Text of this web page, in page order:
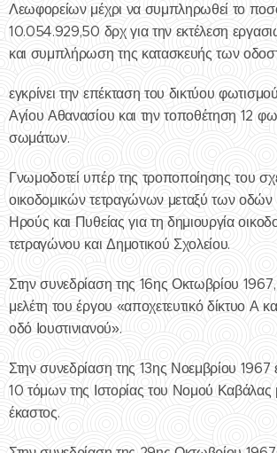
Λεωφορείων μέχρι να συμπληρωθεί το
10.054.929,50 δρχ για την εκτέλεση
και συμπλήρωση της κατασκευής των
εγκρίνει την επέκταση του δικτύου
Αγίου Αθανασίου και την τοποθέτηση 12
σωμάτων.
Γνωμοδοτεί υπέρ της τροποποίησης του
οικοδομικών τετραγώνων μεταξύ των
Ηρούς και Πυθείας για τη δημιουργία
τετραγώνου και Δημοτικού Σχολείου.
Στην συνεδρίαση της 16ης Οκτωβρίου 1967,
μελέτη του έργου «αποχετευτικό δίκτυο Α
οδό Ιουστινιανού».
Στην συνεδρίαση της 13ης Νοεμβρίου 1967
10 τόμων της Ιστορίας του Νομού
έκαστος.